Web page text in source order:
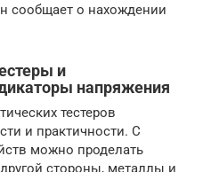
сообщает о нахождении
и
напряжения
тестеров
и практичности. С
можно проделать
стороны, металлы и